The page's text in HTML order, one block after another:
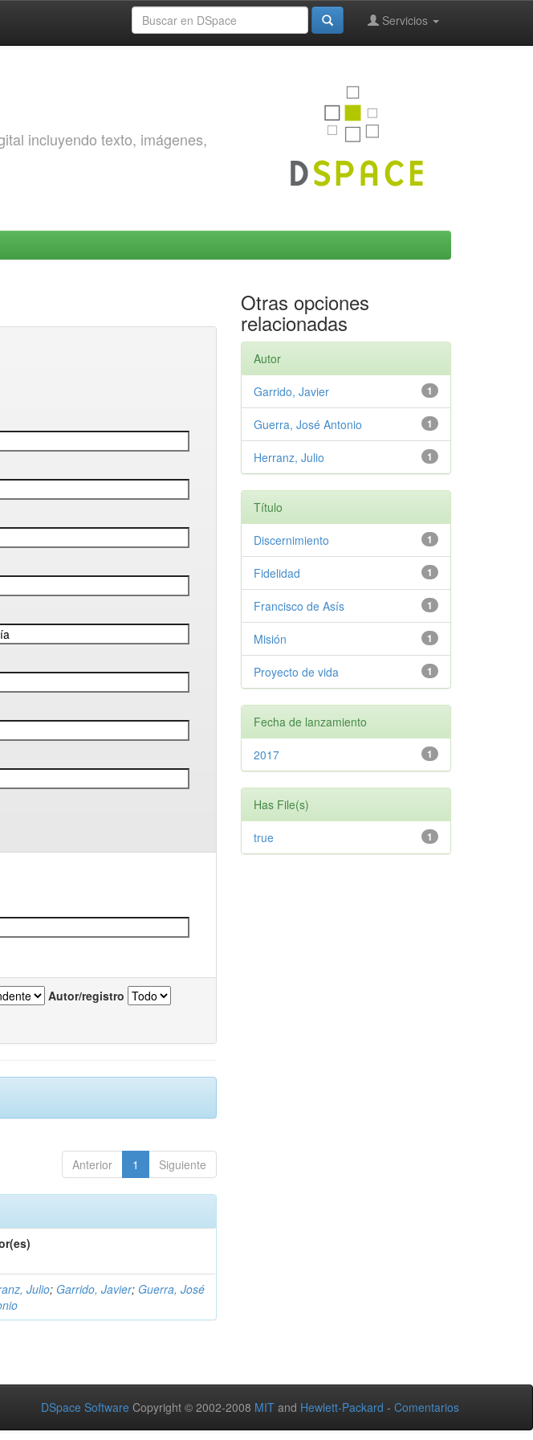
Servicios
incluyendo texto, imágenes,
Autor/registro
Anterior 1 Siguiente
Julio; Garrido, Javier; Guerra, José
Otras opciones
relacionadas
Autor
1
Garrido, Javier
1
Guerra, José Antonio
1
Herranz, Julio
Título
1
Discernimiento
1
Fidelidad
1
Francisco de Asís
1
Misión
1
Proyecto de vida
Fecha de lanzamiento
1
2017
Has File(s)
1
true
DSpace Software Copyright © 2002-2008 MIT and Hewlett-Packard - Comentarios